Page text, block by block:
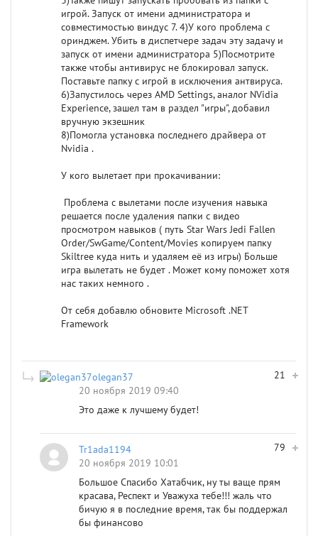
игрой. Запуск от имени администратора и
совместимостью виндус 7. 4)У кого проблема с
оринджем. Убить в диспетчере задач эту задачу и
запуск от имени администратора 5)Посмотрите
также чтобы антивирус не блокировал запуск.
Поставьте папку с игрой в исключения антвируса.
6)Запустилось через AMD Settings, аналог NVidia
Experience, зашел там в раздел "игры", добавил
вручную экзешник
8)Помогла установка последнего драйвера от
Nvidia .
У кого вылетает при прокачивании:
Проблема с вылетами после изучения навыка
решается после удаления папки с видео
просмотром навыков ( путь Star Wars Jedi Fallen
Order/SwGame/Content/Movies копируем папку
Skiltree куда нить и удаляем её из игры) Больше
игра вылетать не будет . Может кому поможет хотя
нас таких немного .
От себя добавлю обновите Microsoft .NET
Framework
21
olegan37
20 ноября 2019 09:40
Это даже к лучшему будет!
79
Tr1ada1194
20 ноября 2019 10:01
Большое Спасибо Хатабчик, ну ты ваще прям
красава, Респект и Уважуха тебе!!! жаль что
бичую я в последние время, так бы поддержал
бы финансово